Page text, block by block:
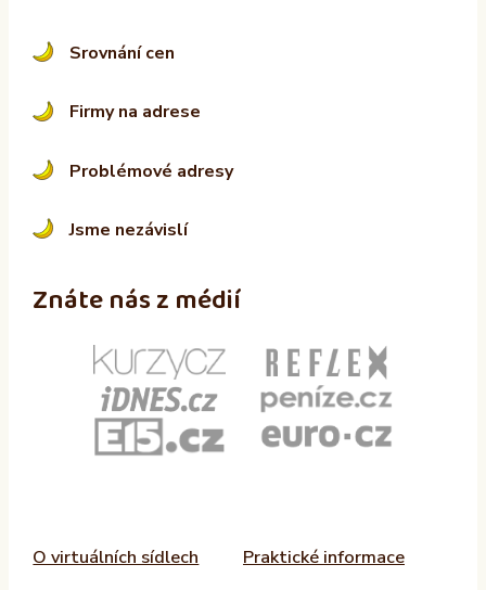
Srovnání cen
Firmy na adrese
Problémové adresy
Jsme nezávislí
Znáte nás z médií
O virtuálních sídlech
Praktické informace